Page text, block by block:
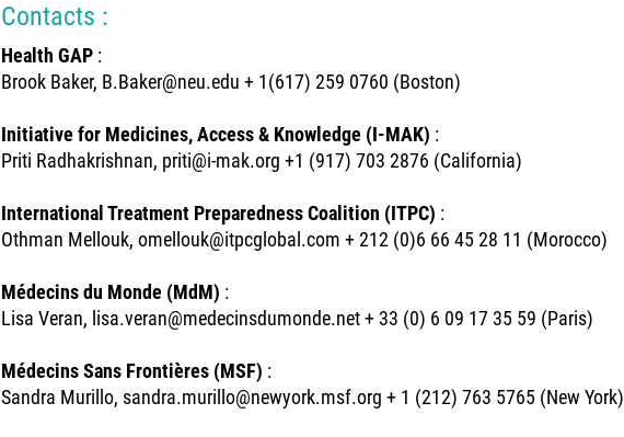
Contacts :
Health GAP :
Brook Baker, B.Baker@neu.edu + 1(617) 259 0760 (Boston)
Initiative for Medicines, Access & Knowledge (I-MAK) :
Priti Radhakrishnan, priti@i-mak.org +1 (917) 703 2876 (California)
International Treatment Preparedness Coalition (ITPC) :
Othman Mellouk, omellouk@itpcglobal.com + 212 (0)6 66 45 28 11 (Morocco)
Médecins du Monde (MdM) :
Lisa Veran, lisa.veran@medecinsdumonde.net + 33 (0) 6 09 17 35 59 (Paris)
Médecins Sans Frontières (MSF) :
Sandra Murillo, sandra.murillo@newyork.msf.org + 1 (212) 763 5765 (New York)